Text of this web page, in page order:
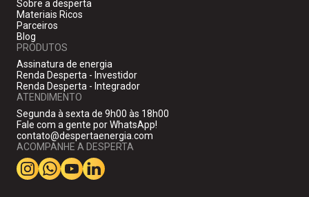
Sobre a desperta
Materiais Ricos
Parceiros
Blog
PRODUTOS
Assinatura de energia
Renda Desperta - Investidor
Renda Desperta - Integrador
ATENDIMENTO
Segunda à sexta de 9h00 às 18h00
Fale com a gente por WhatsApp!
contato@despertaenergia.com
ACOMPANHE A DESPERTA